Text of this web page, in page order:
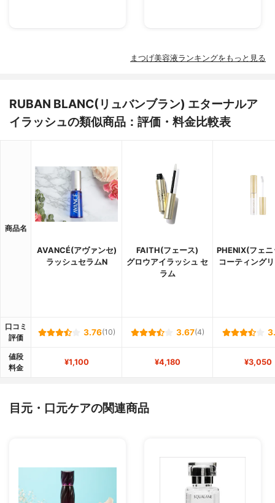
まつげ美容液ランキングをもっと見る
RUBAN BLANC(リュバンブラン) エターナルア
イラッシュの類似商品：評価・料金比較表
商品名
AVANCÉ(アヴァンセ)
ラッシュセラムN
FAITH(フェース)
グロウアイラッシュ セ
ラム
PHENIX(フェ
コーティング
口コミ
評価
3.76(10) 3.67(4)
値段
料金
¥1,100 ¥4,180 ¥3,050
目元・口元ケアの関連商品